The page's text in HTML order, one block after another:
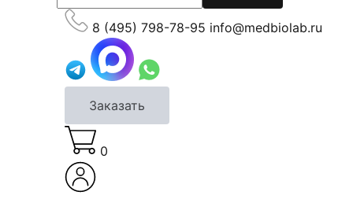
8 (495) 798-78-95 info@medbiolab.ru
Заказать
0